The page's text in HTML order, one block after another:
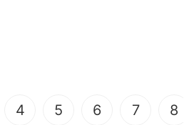
4 5 6 7 8